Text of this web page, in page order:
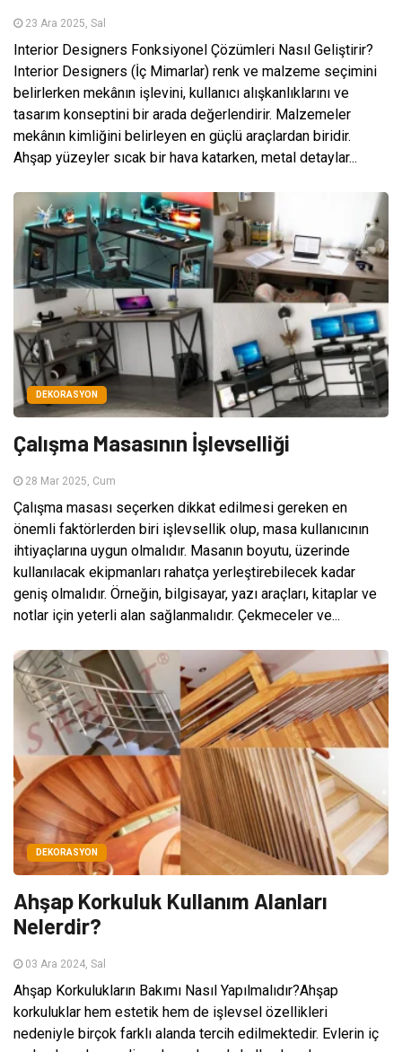
23 Ara 2025, Sal
Interior Designers Fonksiyonel Çözümleri Nasıl Geliştirir?
Interior Designers (İç Mimarlar) renk ve malzeme seçimini
belirlerken mekânın işlevini, kullanıcı alışkanlıklarını ve
tasarım konseptini bir arada değerlendirir. Malzemeler
mekânın kimliğini belirleyen en güçlü araçlardan biridir.
Ahşap yüzeyler sıcak bir hava katarken, metal detaylar...
DEKORASYON
Çalışma Masasının İşlevselliği
28 Mar 2025, Cum
Çalışma masası seçerken dikkat edilmesi gereken en
önemli faktörlerden biri işlevsellik olup, masa kullanıcının
ihtiyaçlarına uygun olmalıdır. Masanın boyutu, üzerinde
kullanılacak ekipmanları rahatça yerleştirebilecek kadar
geniş olmalıdır. Örneğin, bilgisayar, yazı araçları, kitaplar ve
notlar için yeterli alan sağlanmalıdır. Çekmeceler ve...
DEKORASYON
Ahşap Korkuluk Kullanım Alanları
Nelerdir?
03 Ara 2024, Sal
Ahşap Korkulukların Bakımı Nasıl Yapılmalıdır?Ahşap
korkuluklar hem estetik hem de işlevsel özellikleri
nedeniyle birçok farklı alanda tercih edilmektedir. Evlerin iç